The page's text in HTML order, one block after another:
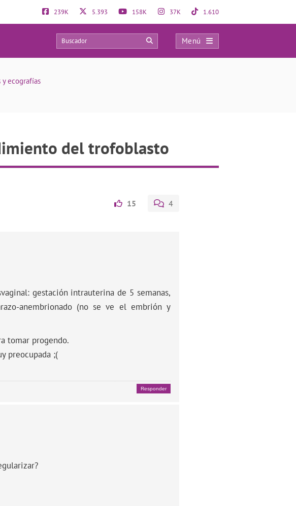
239K 5.393 158K 37K 1.610
Menú
11 0
y ecografías
del trofoblasto
15 4
gestación intrauterina de 5 semanas,
anembrionado (no se ve el embrión y
tomar progendo.
preocupada ;(
Responder